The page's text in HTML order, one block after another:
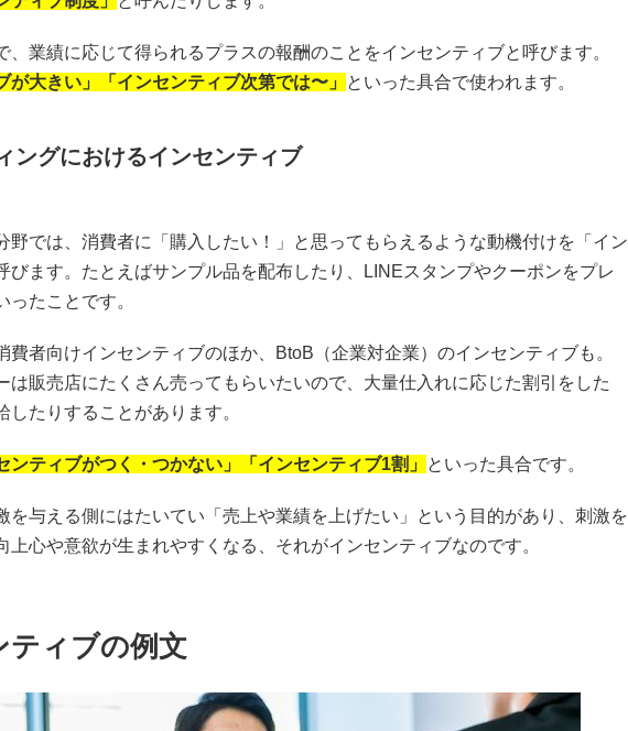
、業績に応じて得られるプラスの報酬のことをインセンティブと呼びます。
が大きい」「インセンティブ次第では〜」
といった具合で使われます。
ングにおけるインセンティブ
野では、消費者に「購入したい！」と思ってもらえるような動機付けを「イン
びます。たとえばサンプル品を配布したり、LINEスタンプやクーポンをプレ
ったことです。
費者向けインセンティブのほか、BtoB（企業対企業）のインセンティブも。
は販売店にたくさん売ってもらいたいので、大量仕入れに応じた割引をした
したりすることがあります。
ンティブがつく・つかない」「インセンティブ1割」 といった具合です。
を与える側にはたいてい「売上や業績を上げたい」という目的があり、刺激を
上心や意欲が生まれやすくなる、それがインセンティブなのです。
ティブの例文